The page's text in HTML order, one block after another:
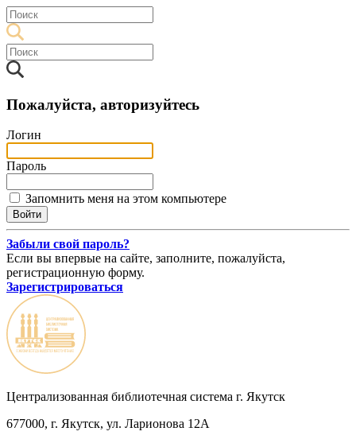
Пожалуйста, авторизуйтесь
Логин
Пароль
Запомнить меня на этом компьютере
Забыли свой пароль?
Если вы впервые на сайте, заполните, пожалуйста,
регистрационную форму.
Зарегистрироваться
Централизованная библиотечная система г. Якутск
677000, г. Якутск, ул. Ларионова 12А